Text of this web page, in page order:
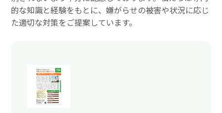
的な知識と経験をもとに、嫌がらせの被害や状況に応じ
た適切な対策をご提案しています。